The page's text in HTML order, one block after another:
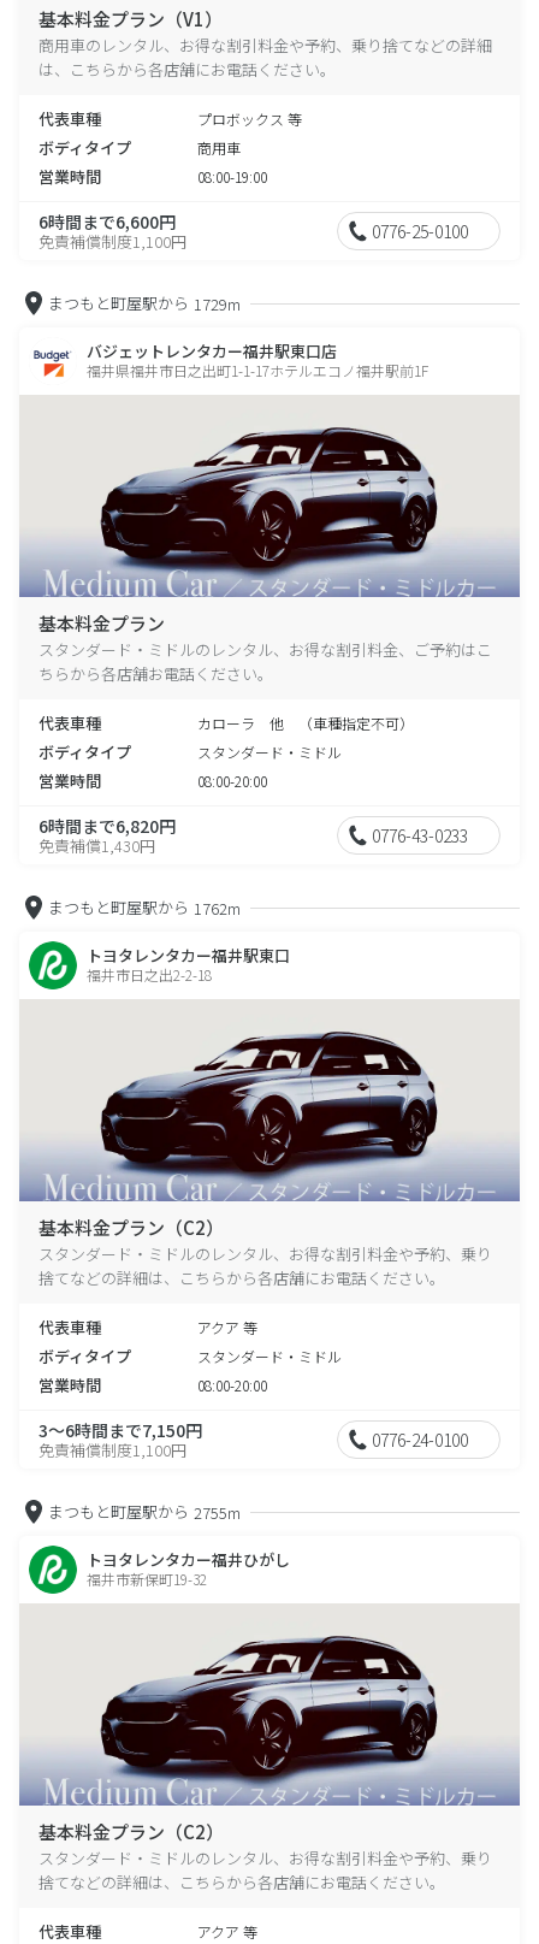
基本料金プラン（V1）
商用車のレンタル、お得な割引料金や予約、乗り捨てなどの詳細
は、こちらから各店舗にお電話ください。
代表車種 プロボックス 等
ボディタイプ 商用車
営業時間 08:00-19:00
6時間まで6,600円
免責補償制度1,100円 0776-25-0100
まつもと町屋駅から 1729m
バジェットレンタカー福井駅東口店
福井県福井市日之出町1-1-17ホテルエコノ福井駅前1F
基本料金プラン
スタンダード・ミドルのレンタル、お得な割引料金、ご予約はこ
ちらから各店舗お電話ください。
代表車種 カローラ 他 （車種指定不可）
ボディタイプ スタンダード・ミドル
営業時間 08:00-20:00
6時間まで6,820円
免責補償1,430円 0776-43-0233
まつもと町屋駅から 1762m
トヨタレンタカー福井駅東口
福井市日之出2-2-18
基本料金プラン（C2）
スタンダード・ミドルのレンタル、お得な割引料金や予約、乗り
捨てなどの詳細は、こちらから各店舗にお電話ください。
代表車種 アクア 等
ボディタイプ スタンダード・ミドル
営業時間 08:00-20:00
3～6時間まで7,150円
免責補償制度1,100円 0776-24-0100
まつもと町屋駅から 2755m
トヨタレンタカー福井ひがし
福井市新保町19-32
基本料金プラン（C2）
スタンダード・ミドルのレンタル、お得な割引料金や予約、乗り
捨てなどの詳細は、こちらから各店舗にお電話ください。
代表車種 アクア 等